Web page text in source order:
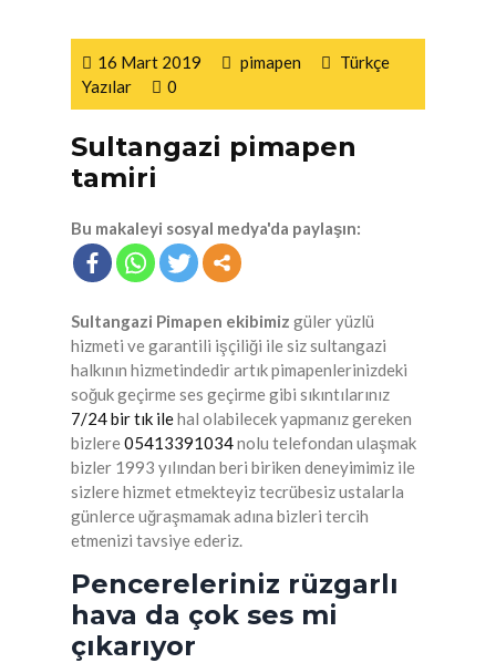
16 Mart 2019 pimapen
Türkçe
Yazılar
0
Sultangazi pimapen
tamiri
Bu makaleyi sosyal medya'da paylaşın:
Sultangazi Pimapen ekibimiz güler yüzlü
hizmeti ve garantili işçiliği ile siz sultangazi
halkının hizmetindedir artık pimapenlerinizdeki
soğuk geçirme ses geçirme gibi sıkıntılarınız
7/24 bir tık ilehal olabilecek yapmanız gereken
bizlere05413391034nolu telefondan ulaşmak
bizler 1993 yılından beri biriken deneyimimiz ile
sizlere hizmet etmekteyiz tecrübesiz ustalarla
günlerce uğraşmamak adına bizleri tercih
etmenizi tavsiye ederiz.
Pencereleriniz rüzgarlı
hava da çok ses mi
çıkarıyor